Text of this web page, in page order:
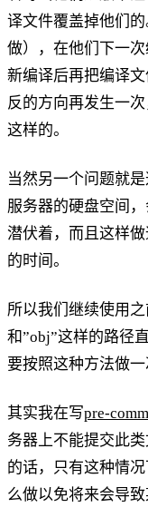
译文件覆盖掉他们
做），在他们下一
新编译后再把编译
反的方向再发生一
这样的。
当然另一个问题就
服务器的硬盘空间
潜伏着，而且这样
的时间。
所以我们继续使用
和”obj”这样的路径
要按照这种方法做
其实我在写pre-
务器上不能提交此
的话，只有这种情
么做以免将来会导